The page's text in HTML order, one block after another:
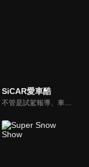
SiCAR愛車酷
不管是試駕報導、車用產品試用分享或是安全駕駛教室等等，「SiCAR愛車酷」都會不定期推出各式風格的汽車短片與你們分享。